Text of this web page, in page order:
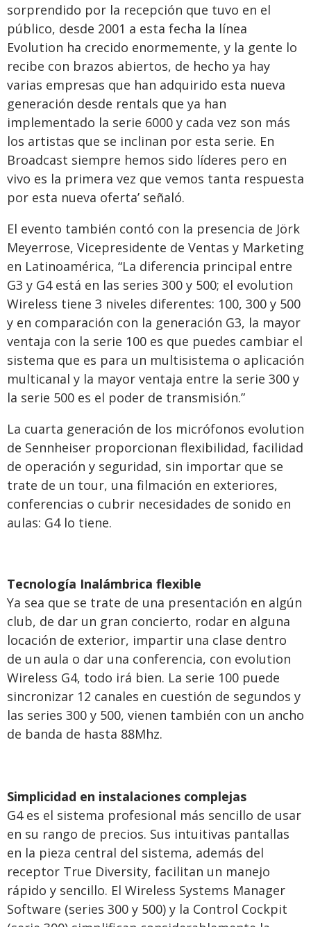
sorprendido por la recepción que tuvo en el
público, desde 2001 a esta fecha la línea
Evolution ha crecido enormemente, y la gente lo
recibe con brazos abiertos, de hecho ya hay
varias empresas que han adquirido esta nueva
generación desde rentals que ya han
implementado la serie 6000 y cada vez son más
los artistas que se inclinan por esta serie. En
Broadcast siempre hemos sido líderes pero en
vivo es la primera vez que vemos tanta respuesta
por esta nueva oferta’ señaló.
El evento también contó con la presencia de Jörk
Meyerrose, Vicepresidente de Ventas y Marketing
en Latinoamérica, “La diferencia principal entre
G3 y G4 está en las series 300 y 500; el evolution
Wireless tiene 3 niveles diferentes: 100, 300 y 500
y en comparación con la generación G3, la mayor
ventaja con la serie 100 es que puedes cambiar el
sistema que es para un multisistema o aplicación
multicanal y la mayor ventaja entre la serie 300 y
la serie 500 es el poder de transmisión.”
La cuarta generación de los micrófonos evolution
de Sennheiser proporcionan flexibilidad, facilidad
de operación y seguridad, sin importar que se
trate de un tour, una filmación en exteriores,
conferencias o cubrir necesidades de sonido en
aulas: G4 lo tiene.
Tecnología Inalámbrica flexible
Ya sea que se trate de una presentación en algún
club, de dar un gran concierto, rodar en alguna
locación de exterior, impartir una clase dentro
de un aula o dar una conferencia, con evolution
Wireless G4, todo irá bien. La serie 100 puede
sincronizar 12 canales en cuestión de segundos y
las series 300 y 500, vienen también con un ancho
de banda de hasta 88Mhz.
Simplicidad en instalaciones complejas
G4 es el sistema profesional más sencillo de usar
en su rango de precios. Sus intuitivas pantallas
en la pieza central del sistema, además del
receptor True Diversity, facilitan un manejo
rápido y sencillo. El Wireless Systems Manager
Software (series 300 y 500) y la Control Cockpit